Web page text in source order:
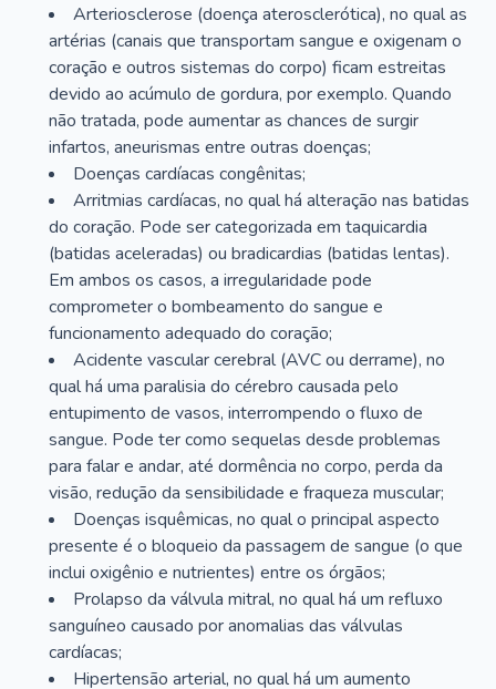
Arteriosclerose (doença aterosclerótica), no qual as
artérias (canais que transportam sangue e oxigenam o
coração e outros sistemas do corpo) ficam estreitas
devido ao acúmulo de gordura, por exemplo. Quando
não tratada, pode aumentar as chances de surgir
infartos, aneurismas entre outras doenças;
Doenças cardíacas congênitas;
Arritmias cardíacas, no qual há alteração nas batidas
do coração. Pode ser categorizada em taquicardia
(batidas aceleradas) ou bradicardias (batidas lentas).
Em ambos os casos, a irregularidade pode
comprometer o bombeamento do sangue e
funcionamento adequado do coração;
Acidente vascular cerebral (AVC ou derrame), no
qual há uma paralisia do cérebro causada pelo
entupimento de vasos, interrompendo o fluxo de
sangue. Pode ter como sequelas desde problemas
para falar e andar, até dormência no corpo, perda da
visão, redução da sensibilidade e fraqueza muscular;
Doenças isquêmicas, no qual o principal aspecto
presente é o bloqueio da passagem de sangue (o que
inclui oxigênio e nutrientes) entre os órgãos;
Prolapso da válvula mitral, no qual há um refluxo
sanguíneo causado por anomalias das válvulas
cardíacas;
Hipertensão arterial, no qual há um aumento